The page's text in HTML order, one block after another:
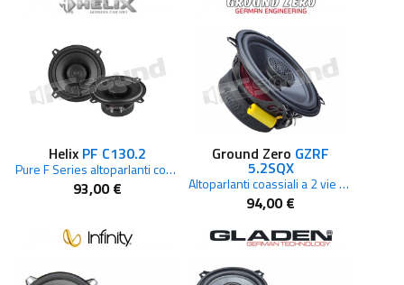
Helix PF C130.2
Pure F Series altoparlanti coassiali a 2 vie 130mm
93,00 €
Ground Zero GZRF
5.2SQX
Altoparlanti coassiali a 2 vie da 6,5 Ohm con cono circolare in alluminio spazzolato nero
94,00 €